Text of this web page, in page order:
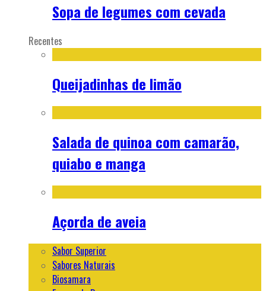
Sopa de legumes com cevada
Recentes
Queijadinhas de limão
Salada de quinoa com camarão,
quiabo e manga
Açorda de aveia
Sabor Superior
Sabores Naturais
Biosamara